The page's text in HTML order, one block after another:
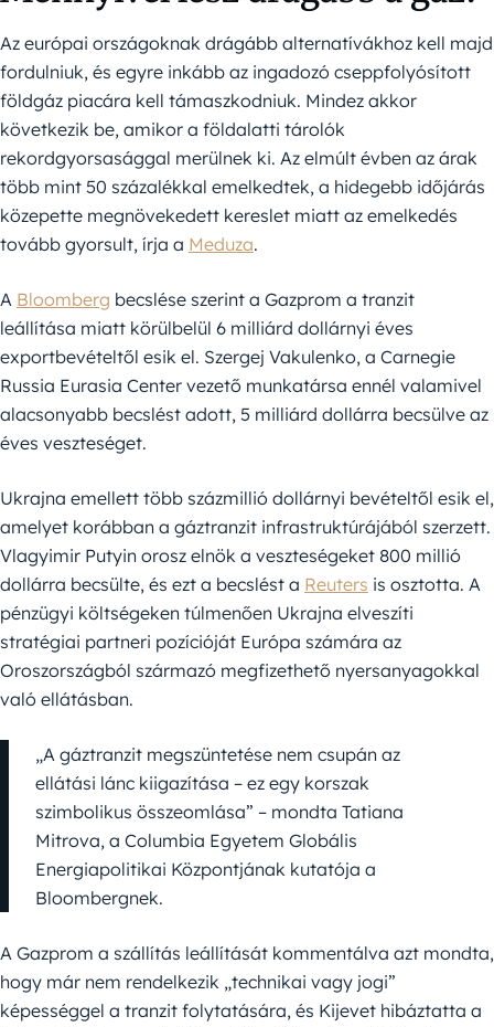
Az európai országoknak drágább alternatívákhoz kell majd
fordulniuk, és egyre inkább az ingadozó cseppfolyósított
földgáz piacára kell támaszkodniuk. Mindez akkor
következik be, amikor a földalatti tárolók
rekordgyorsasággal merülnek ki. Az elmúlt évben az árak
több mint 50 százalékkal emelkedtek, a hidegebb időjárás
közepette megnövekedett kereslet miatt az emelkedés
tovább gyorsult, írja a Meduza.
A Bloomberg becslése szerint a Gazprom a tranzit
leállítása miatt körülbelül 6 milliárd dollárnyi éves
exportbevételtől esik el. Szergej Vakulenko, a Carnegie
Russia Eurasia Center vezető munkatársa ennél valamivel
alacsonyabb becslést adott, 5 milliárd dollárra becsülve az
éves veszteséget.
Ukrajna emellett több százmillió dollárnyi bevételtől esik el,
amelyet korábban a gáztranzit infrastruktúrájából szerzett.
Vlagyimir Putyin orosz elnök a veszteségeket 800 millió
dollárra becsülte, és ezt a becslést a Reuters is osztotta. A
pénzügyi költségeken túlmenően Ukrajna elveszíti
stratégiai partneri pozícióját Európa számára az
Oroszországból származó megfizethető nyersanyagokkal
való ellátásban.
„A gáztranzit megszüntetése nem csupán az
ellátási lánc kiigazítása – ez egy korszak
szimbolikus összeomlása” – mondta Tatiana
Mitrova, a Columbia Egyetem Globális
Energiapolitikai Központjának kutatója a
Bloombergnek.
A Gazprom a szállítás leállítását kommentálva azt mondta,
hogy már nem rendelkezik „technikai vagy jogi”
képességgel a tranzit folytatására, és Kijevet hibáztatta a